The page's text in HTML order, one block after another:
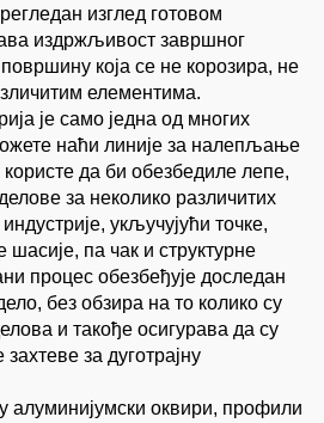
изглед готовом
издржљивост завршног
која се не корозира, не
елементима.
је само једна од многих
наћи линије за налепљање
да би обезбедиле лепе,
за неколико различитих
укључујући точке,
па чак и структурне
процес обезбеђује доследан
без обзира на то колико су
и такође осигурава да су
за дуготрајну
алуминијумски оквири, профили